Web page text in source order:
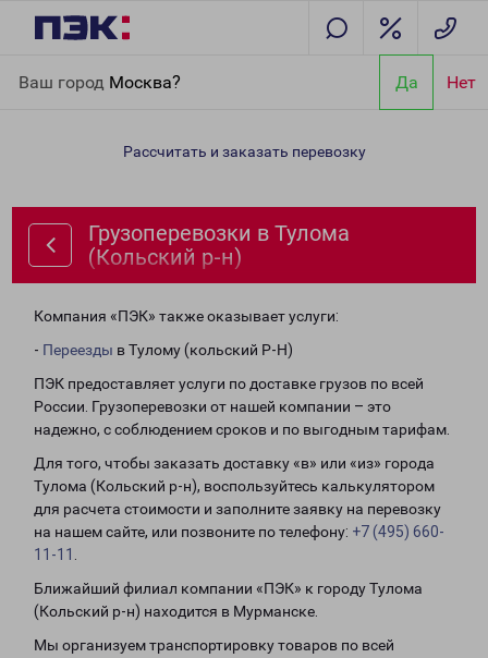
Ваш город Москва? Да Нет
н)
Рассчитать и заказать перевозку
Грузоперевозки в Тулома
(Кольский р-н)
Компания «ПЭК» также оказывает услуги:
- Переезды в Тулому (кольский Р-Н)
ПЭК предоставляет услуги по доставке грузов по всей
России. Грузоперевозки от нашей компании – это
надежно, с соблюдением сроков и по выгодным тарифам.
Для того, чтобы заказать доставку «в» или «из» города
Тулома (Кольский р-н), воспользуйтесь калькулятором
для расчета стоимости и заполните заявку на перевозку
на нашем сайте, или позвоните по телефону: +7 (495) 660-
11-11
Ближайший филиал компании «ПЭК» к городу Тулома
(Кольский р-н) находится в Мурманске.
Мы организуем транспортировку товаров по всей